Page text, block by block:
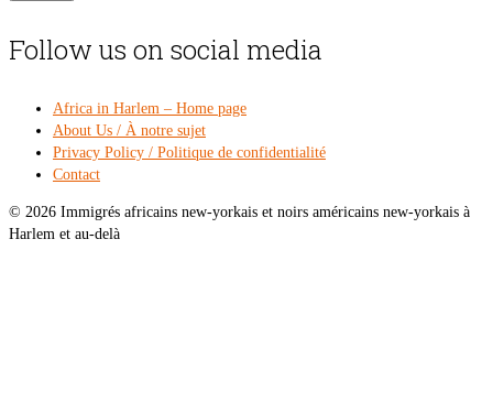
Follow us on social media
Africa in Harlem – Home page
About Us / À notre sujet
Privacy Policy / Politique de confidentialité
Contact
© 2026 Immigrés africains new-yorkais et noirs américains new-yorkais à
Harlem et au-delà